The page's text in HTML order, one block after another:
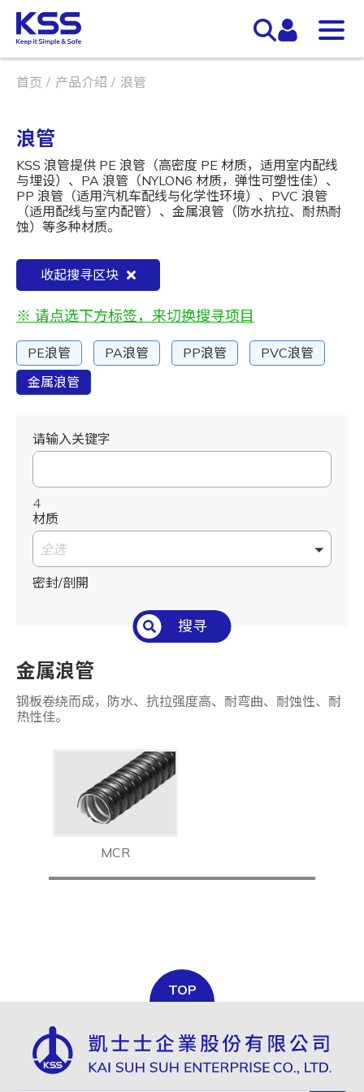
首页 产品介绍 浪管
浪管
KSS 浪管提供 PE 浪管（高密度 PE 材质，适用室内配线
与埋设）、PA 浪管（NYLON6 材质，弹性可塑性佳）、
PP 浪管（适用汽机车配线与化学性环境）、PVC 浪管
（适用配线与室内配管）、金属浪管（防水抗拉、耐热耐
蚀）等多种材质。
收起搜寻区块
※ 请点选下方标签，来切换搜寻项目
PE浪管 PA浪管 PP浪管
PVC浪管
金属浪管
请输入关键字
4
材质
全选
密封/剖開
全选
外径 O.D. (mm)
搜寻
金属浪管
钢板卷绕而成，防水、抗拉强度高、耐弯曲、耐蚀性、耐
热性佳。
MCR
TOP